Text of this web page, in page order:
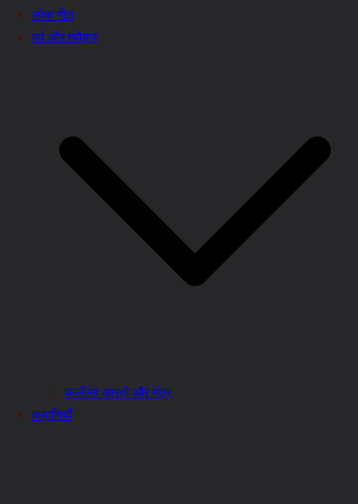
लोक गीत
पर्व और त्यौहार
चालीसा आरती और मंत्र
कहानियाँ